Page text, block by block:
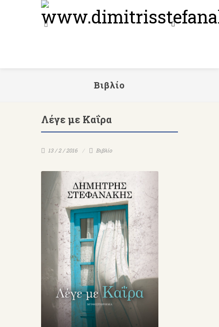
Βιβλίο
Λέγε με Καΐρα
13 / 2 / 2016 Βιβλίο